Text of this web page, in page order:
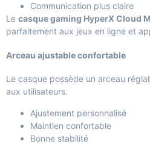
Communication plus claire
Le casque gaming HyperX Cloud
parfaitement aux jeux en ligne et
Arceau ajustable confortable
Le casque possède un arceau
aux utilisateurs.
Ajustement personnalisé
Maintien confortable
Bonne stabilité